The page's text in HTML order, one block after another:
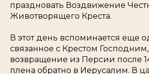
праздновать Воздвижение
Животворящего Креста.
В этот день вспоминается еще
связанное с Крестом Господним,
возвращение из Персии после
плена обратно в Иерусалим. В